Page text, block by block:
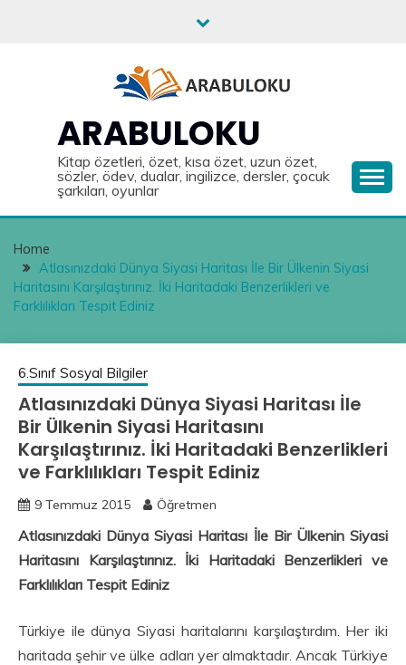
ARABULOKU
Kitap özetleri, özet, kısa özet, uzun özet,
sözler, ödev, dualar, ingilizce, dersler, çocuk
şarkıları, oyunlar
Home
Atlasınızdaki Dünya Siyasi Haritası İle Bir Ülkenin Siyasi
Haritasını Karşılaştırınız. İki Haritadaki Benzerlikleri ve
Farklılıkları Tespit Ediniz
6.Sınıf Sosyal Bilgiler
Atlasınızdaki Dünya Siyasi Haritası İle
Bir Ülkenin Siyasi Haritasını
Karşılaştırınız. İki Haritadaki Benzerlikleri
ve Farklılıkları Tespit Ediniz
9 Temmuz 2015 Öğretmen
Atlasınızdaki Dünya Siyasi Haritası İle Bir Ülkenin Siyasi
Haritasını Karşılaştırınız. İki Haritadaki Benzerlikleri ve
Farklılıkları Tespit Ediniz
Türkiye ile dünya Siyasi haritalarını karşılaştırdım. Her iki
haritada şehir ve ülke adları yer almaktadır. Ancak Türkiye